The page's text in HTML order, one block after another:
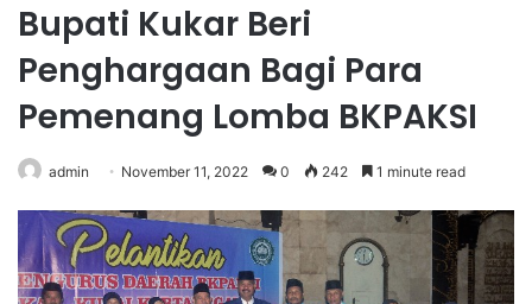
Bupati Kukar Beri
Penghargaan Bagi Para
Pemenang Lomba BKPAKSI
admin November 11, 2022 0 242 1 minute read